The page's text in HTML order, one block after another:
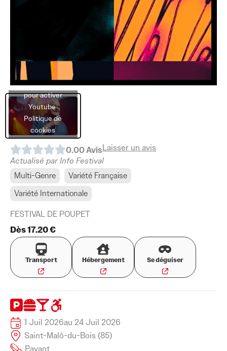
Cliquez sur
« J’accepte »
pour activer
Youtube
Politique de
cookies
J’accepte 0.00AvisLaisser un avis
Actualisé par Info Festival
Multi-Genre
Variété Française
Variété Internationale
FESTIVAL DE POUPET
Dès 17.20 €
Transport Hébergement Se déguiser
1 Juil 2026au 24 Juil 2026
Saint-Malô-du-Bois (85)